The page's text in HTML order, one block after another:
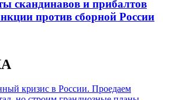
скандинавов и прибалтов
против сборной России